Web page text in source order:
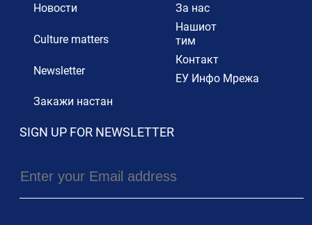
Новости
Culture matters
Newsletter
Закажи настан
За нас
Нашиот
тим
Контакт
ЕУ Инфо Мрежа
SIGN UP FOR NEWSLETTER